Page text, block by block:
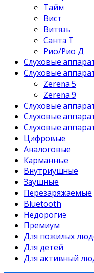
Тайм
Вист
Витязь
Санта Т
Рио/Рио Д
Слуховые
Слуховые
Zerena 5
Zerena 9
Слуховые
Слуховые
Слуховые
Цифровые
Аналоговые
Карманные
Внутриушные
Заушные
Перезаряжаемые
Bluetooth
Недорогие
Премиум
Для пожилых
Для детей
Для активный